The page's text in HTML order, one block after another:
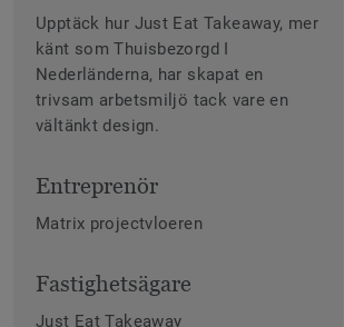
Upptäck hur Just Eat Takeaway, mer
känt som Thuisbezorgd I
Nederländerna, har skapat en
trivsam arbetsmiljö tack vare en
vältänkt design.
Entreprenör
Matrix projectvloeren
Fastighetsägare
Just Eat Takeaway